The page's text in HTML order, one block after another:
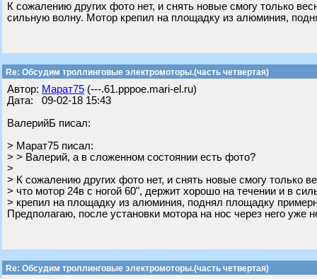
К сожалению других фото нет, и снять новые смогу только
сильную волну. Мотор крепил на площадку из алюминия,
Re: Обсудим троллинговые электромоторы.(часть четвертая)
Автор: Марат75 (---.61.pppoe.mari-el.ru)
Дата: 09-02-18 15:43
ВалерийБ писал:
> Марат75 писал:
> > Валерий, а в сложенном состоянии есть фото?
>
> К сожалению других фото нет, и снять новые смогу только
> что мотор 24в с ногой 60", держит хорошо на течении и в
> крепил на площадку из алюминия, поднял площадку
Предполагаю, после установки мотора на нос через него уже
Re: Обсудим троллинговые электромоторы.(часть четвертая)